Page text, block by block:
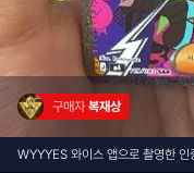
구매자 복재상
WYYYES 와이스 앱으로 촬영한 인